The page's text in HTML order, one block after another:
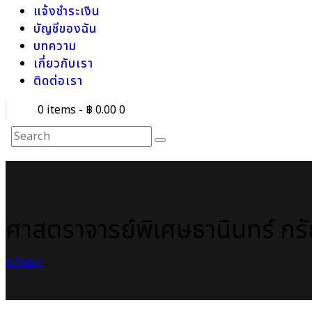
แจ้งชำระเงิน
บัญชีของฉัน
บทความ
เกี่ยวกับเรา
ติดต่อเรา
0 items - ฿ 0.000
หน้าแรก